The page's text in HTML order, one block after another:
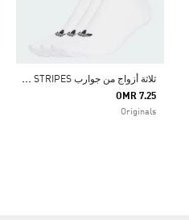
ث
لاثة أزواج من جوارب QUARTER 3 BACK STRIPES
OMR 7.25
Originals